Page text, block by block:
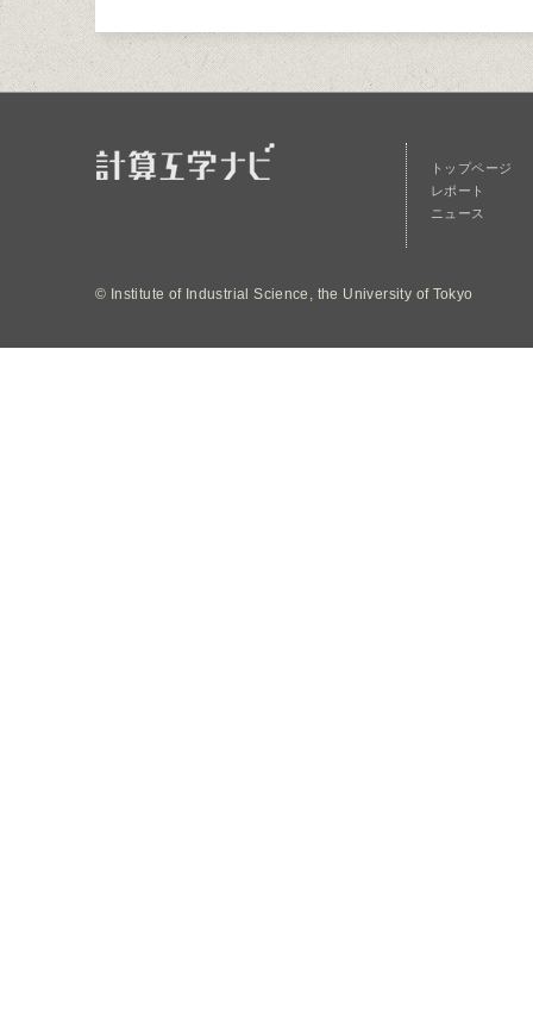
トップページ
レポート
ニュース
© Institute of Industrial Science, the University of Tokyo